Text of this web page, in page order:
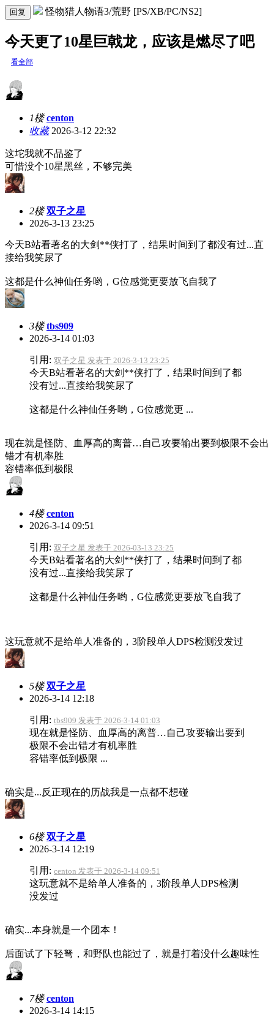
回复 怪物猎人物语3/荒野 [PS/XB/PC/NS2]
今天更了10星巨戟龙，应该是燃尽了吧
看全部
1楼 centon
收藏2026-3-12 22:32
这坨我就不品鉴了
可惜没个10星黑丝，不够完美
2楼 双子之星
2026-3-13 23:25
今天B站看著名的大剑**侠打了，结果时间到了都没有过...直
接给我笑尿了
这都是什么神仙任务哟，G位感觉更要放飞自我了
3楼 tbs909
2026-3-14 01:03
引用: 双子之星 发表于 2026-3-13 23:25
今天B站看著名的大剑**侠打了，结果时间到了都
没有过...直接给我笑尿了
这都是什么神仙任务哟，G位感觉更 ...
现在就是怪防、血厚高的离普…自己攻要输出要到极限不会出
错才有机率胜
容错率低到极限
4楼 centon
2026-3-14 09:51
引用: 双子之星 发表于 2026-03-13 23:25
今天B站看著名的大剑**侠打了，结果时间到了都
没有过...直接给我笑尿了
这都是什么神仙任务哟，G位感觉更要放飞自我了
这玩意就不是给单人准备的，3阶段单人DPS检测没发过
5楼 双子之星
2026-3-14 12:18
引用: tbs909 发表于 2026-3-14 01:03
现在就是怪防、血厚高的离普…自己攻要输出要到
极限不会出错才有机率胜
容错率低到极限 ...
确实是...反正现在的历战我是一点都不想碰
6楼 双子之星
2026-3-14 12:19
引用: centon 发表于 2026-3-14 09:51
这玩意就不是给单人准备的，3阶段单人DPS检测
没发过
确实...本身就是一个团本！
后面试了下轻弩，和野队也能过了，就是打着没什么趣味性
7楼 centon
2026-3-14 14:15